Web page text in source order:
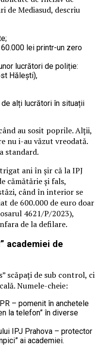
de Mediasud, descriu
lei printr-un zero
lucrători de poliție:
Hălești),
de alți lucrători în situații
au sosit poprile. Alții,
nu i-au văzut vreodată.
standard.
ani în șir că la IPJ
cămătărie și fals,
când în interior se
de 600.000 de euro doar
4621/P/2023),
de la defilare.
academiei de
scăpați de sub control, ci
Numele-cheie:
– pomenit în anchetele
la telefon” în diverse
IPJ Prahova – protector
ai academiei.